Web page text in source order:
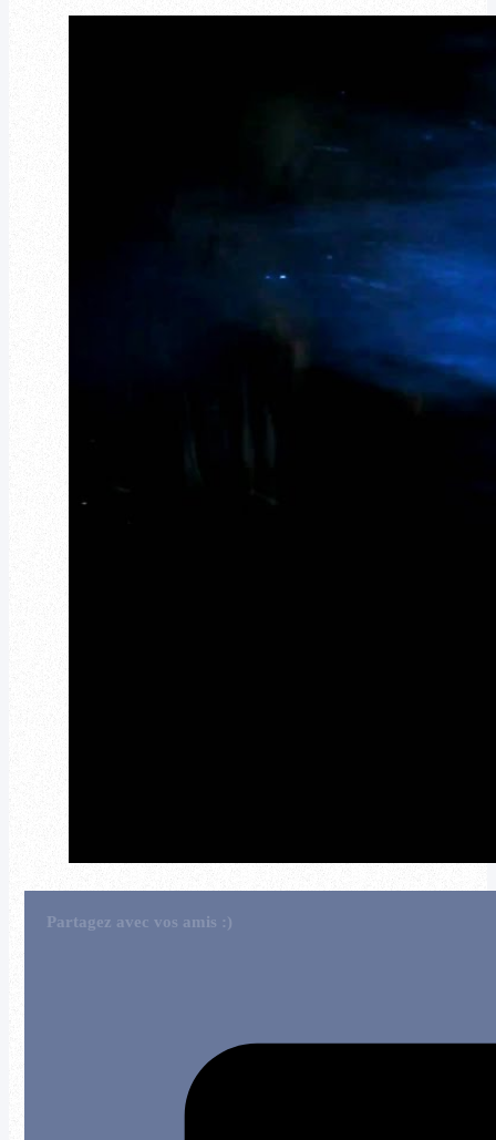
Partagez avec vos amis :)